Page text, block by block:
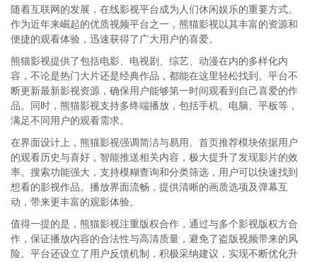
随着互联网的发展，在线影视平台成为人们休闲娱乐的重要方式。
作为近年来崛起的优质视频平台之一，熊猫影视以其丰富的资源和
便捷的观看体验，迅速获得了广大用户的喜爱。
熊猫影视提供了包括电影、电视剧、综艺、动漫在内的多样化内
容，不论是热门大片还是经典作品，都能在这里轻松找到。平台不
断更新最新影视资源，确保用户能够第一时间观看到自己喜爱的作
品。同时，熊猫影视支持多终端播放，包括手机、电脑、平板等，
满足不同用户的观看需求。
在界面设计上，熊猫影视强调简洁与易用。首页推荐模块依据用户
的观看历史与喜好，智能推送相关内容，极大提升了发现影片的效
率。搜索功能强大，支持模糊查询和分类筛选，用户可以快速找到
想看的影视作品。播放界面流畅，提供清晰的画质选项及弹幕互
动，带来更丰富的观影体验。
值得一提的是，熊猫影视注重版权合作，通过与多个影视版权方合
作，保证播放内容的合法性与高清质量，避免了盗版视频带来的风
险。平台还设立了用户反馈机制，积极采纳建议，实现不断优化升